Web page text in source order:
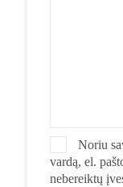
Noriu
vardą, el.
nebereiktų